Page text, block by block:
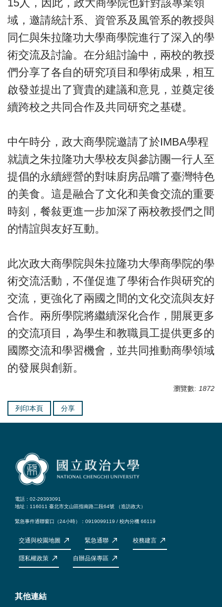
15人，因此，政大商學院也針對該專業領
域，邀請統計系、資管系及風管系的教授與
同仁與朱拉隆功大學商學院進行了深入的學
術交流及討論。在分組討論中，兩校的教授
們分享了各自的研究項目和學術成果，相互
啟發並提出了寶貴的建議和意見，並奠定後
續跨校之共同合作及共同研究之基礎。
中午時分，政大商學院邀請了於IMBA學程
就讀之朱拉隆功大學校友與參訪團一行人至
提倡的永續經營的對味廚房品嚐了臺灣特色
的美食。這是融合了文化和美食交流的重要
時刻，餐敍更進一步加深了兩校教授們之間
的情誼與友好互動。
此次政大商學院與朱拉隆功大學商學院的學
術交流活動，不僅促進了學術合作與研究的
交流，更強化了兩國之間的文化交流與友好
合作。兩所學院將繼續深化合作，開展更多
的交流項目，為學生和教職員工提供更多的
國際交流和學習機會，並共同推動商學領域
的發展與創新。
瀏覽數: 1872
列印本頁 分享
電話：02-29393091
地址：116011 臺北市文山區指南路二段64號 （造訪政大）
緊急事件通聯窗口（24小時）：0919099119 / 校內分機 66119
交通與校園地圖 緊急通聯 校務建言
隱私權政策 自辦品保專區
其他連結